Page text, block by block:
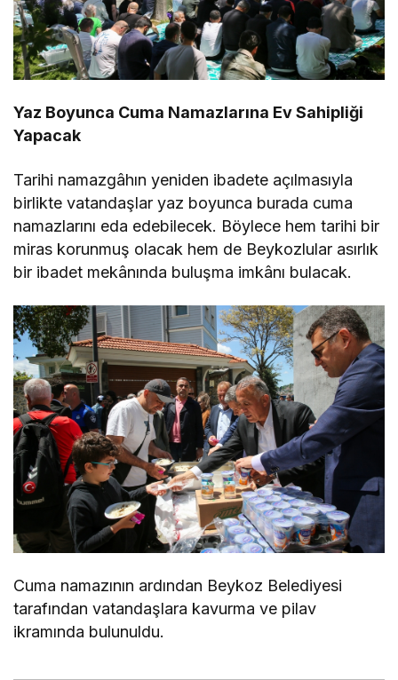
Yaz Boyunca Cuma Namazlarına Ev Sahipliği
Yapacak
Tarihi namazgâhın yeniden ibadete açılmasıyla
birlikte vatandaşlar yaz boyunca burada cuma
namazlarını eda edebilecek. Böylece hem tarihi bir
miras korunmuş olacak hem de Beykozlular asırlık
bir ibadet mekânında buluşma imkânı bulacak.
Cuma namazının ardından Beykoz Belediyesi
tarafından vatandaşlara kavurma ve pilav
ikramında bulunuldu.